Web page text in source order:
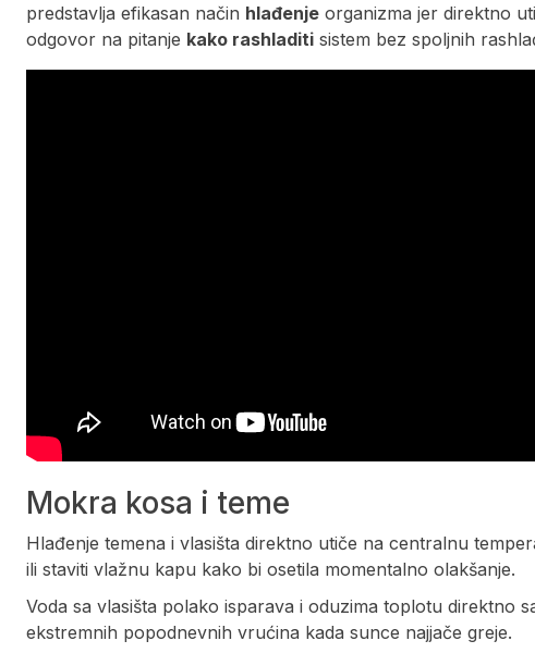
predstavlja efikasan način hlađenje organizma jer direktno
odgovor na pitanje kako rashladiti sistem bez spoljnih
Mokra kosa i teme
Hlađenje temena i vlasišta direktno utiče na centralnu
ili staviti vlažnu kapu kako bi osetila momentalno olakšanje.
Voda sa vlasišta polako isparava i oduzima toplotu direktno
ekstremnih popodnevnih vrućina kada sunce najjače greje.